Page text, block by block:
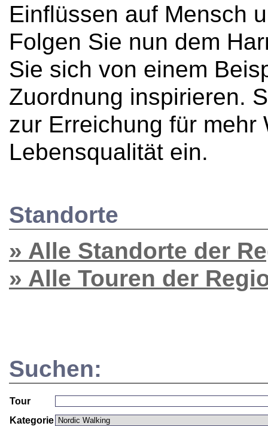
Einflüssen auf Mensch
Folgen Sie nun dem
Sie sich von einem
Zuordnung inspirieren.
zur Erreichung für mehr
Lebensqualität ein.
Standorte
» Alle Standorte der
» Alle Touren der
Suchen:
Tour
Kategorie